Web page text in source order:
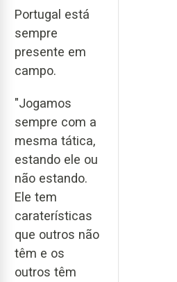
Portugal está
sempre
presente em
campo.
"Jogamos
sempre com a
mesma tática,
estando ele ou
não estando.
Ele tem
caraterísticas
que outros não
têm e os
outros têm